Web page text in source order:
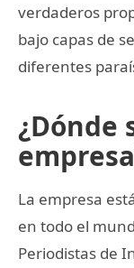
verdaderos
bajo capas de
diferentes
¿Dónde
La empresa
en todo el
Periodistas de